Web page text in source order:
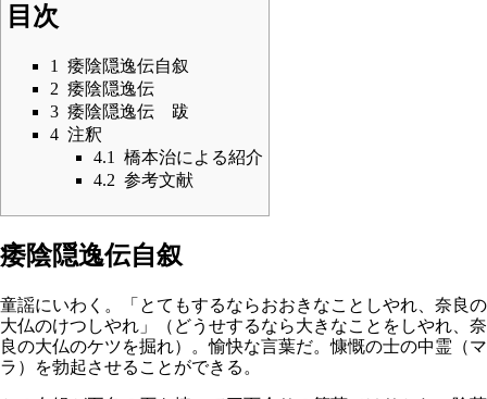
目次
1
痿陰隠逸伝自叙
2 痿陰隠逸伝
3 痿陰隠逸伝 跋
4 注釈
4.1
橋本治による紹介
4.2 参考文献
痿陰隠逸伝自叙
童謡にいわく。「とてもするならおおきなことしやれ、奈良の
大仏のけつしやれ」（どうせするなら大きなことをしやれ、奈
良の大仏のケツを掘れ）。愉快な言葉だ。慷慨の士の中霊（マ
ラ）を勃起させることができる。